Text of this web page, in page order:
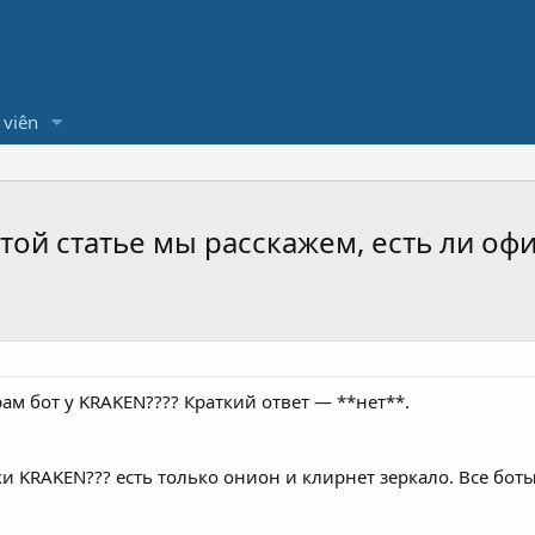
статье мы расскажем, есть ли
бот у KRAKEN???? Краткий ответ — **нет**.
есть только онион и клирнет зеркало. Все